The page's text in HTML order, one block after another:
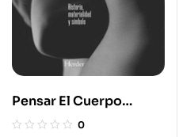
Pensar El Cuerpo
Historia Materialidad Y
0